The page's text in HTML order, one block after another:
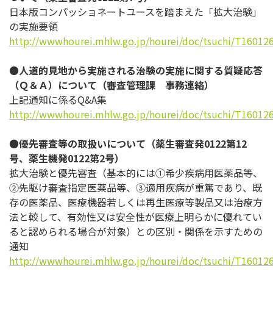
日本版コンパッショネートユースを踏まえた「拡大治験」
の実施要領
http://wwwhourei.mhlw.go.jp/hourei/doc/tsuchi/
●人道的見地から実施される治験の実施に関する質疑応答
（Ｑ＆Ａ）について（審査管理課 事務連絡）
上記通知に係るQ&A集
http://wwwhourei.mhlw.go.jp/hourei/doc/tsuchi/
●優先審査等の取扱いについて（薬生審査発0122第12
号、薬生機発0122第2号）
拡大治験と優先審査（基本的には①希少疾病用医薬品等、
②先駆け審査指定医薬品等、③適用疾病が重篤であり、既
存の医薬品、医療機器若しくは再生医療等製品又は治療方
法と較して、有効性又は安全性が医療上明らかに優れてい
ると認められる場合が対象）との区別・関係を示すための
通知
http://wwwhourei.mhlw.go.jp/hourei/doc/tsuchi/